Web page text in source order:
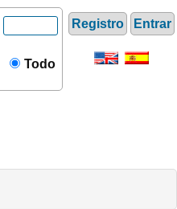
Registro Entrar
Todo